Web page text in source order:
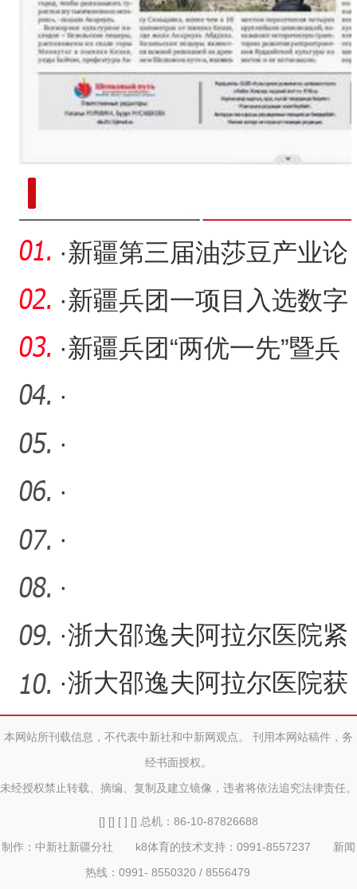
·新疆第三届油莎豆产业论
坛暨产业推介会开幕
·新疆兵团一项目入选数字
中国建设典型案例
·新疆兵团“两优一先”暨兵
团劳动模范、先进工作者
·
·
·
·
·
·浙大邵逸夫阿拉尔医院紧
急医学救援队接受国家卫
健
·浙大邵逸夫阿拉尔医院获
批兵团微创外科临床医学
研
本网站所刊载信息，不代表中新社和中新网观点。 刊用本网站稿件，务
经书面授权。
未经授权禁止转载、摘编、复制及建立镜像，违者将依法追究法律责任。
[] [] [ ] [] 总机：86-10-87826688
制作：中新社新疆分社 k8体育的技术支持：0991-8557237 新闻
热线：0991- 8550320 / 8556479